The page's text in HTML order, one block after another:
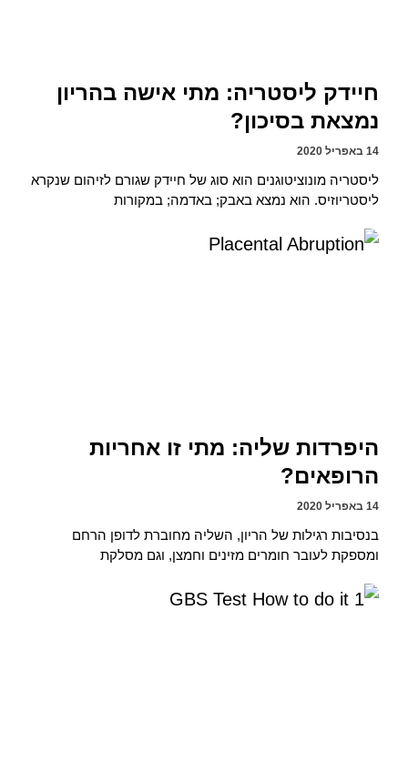
חיידק ליסטריה: מתי אישה בהריון
נמצאת בסיכון?
14 באפריל 2020
ליסטריה מונוציטוגנים הוא סוג של חיידק שגורם לזיהום שנקרא
ליסטריוזיס. הוא נמצא באבק; באדמה; במקורות
היפרדות שליה: מתי זו אחריות
הרופאים?
14 באפריל 2020
בנסיבות רגילות של הריון, השליה מחוברת לדופן הרחם
ומספקת לעובר חומרים מזינים וחמצן, וגם מסלקת